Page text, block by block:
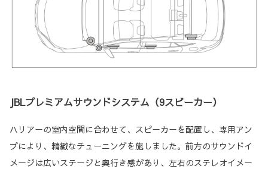
JBLプレミアムサウンドシステム（9スピーカー）
ハリアーの室内空間に合わせて、スピーカーを配置し、専用アン
プにより、精緻なチューニングを施しました。前方のサウンドイ
メージは広いステージと奥行き感があり、左右のステレオイメー